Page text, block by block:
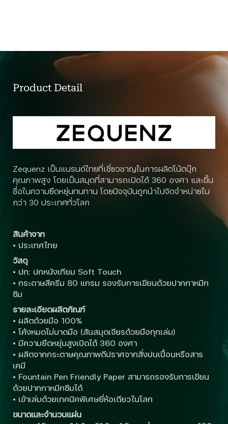
Product Detail
Zequenz เป็นแบรนด์ไทยที่เชี่ยวชาญในการผลิตโน้ตบุ๊ก
คุณภาพสูง โดยเป็นสมุดที่สามารถเปิดได้ 360 องศา และขึ้น
ชื่อในความยืดหยุ่นทนทาน โดยปัจจุบันถูกนำไปจัดจำหน่ายใน
กว่า 30 ประเทศทั่วโลก
สินค้าจาก
• ประเทศไทย
วัสดุ
• ปก: ปกหนังเทียม Soft Touch
• กระดาษสีครีม 80 แกรม รองรับการเขียนด้วยปากกาหมึก
ซึม
รายละเอียดผลิตภัณฑ์
• ผลิตด้วยมือ 100%
• โค้งหมดไม่บาดมือ (สันสมุดเจียรด้วยมือทุกเล่ม)
• มีความยืดหยุ่นสูงเปิดได้ 360 องศา
• ผลิตจากกระดาษคุณภาพดีปราศจากสิ่งปนเปื้อนหรือสาร
เคมี
• Fountain Pen Friendly Paper สามารถรองรับการเขียน
ด้วยปากกาหมึกซึมได้
• เข้าเล่มด้วยเทคนิคพิเศษยี่ห้อเดียวในโลก
ขนาดและจำนวนแผ่น